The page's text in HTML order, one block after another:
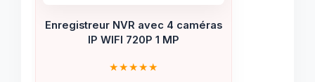
Enregistreur NVR avec 4 caméras
IP WIFI 720P 1 MP